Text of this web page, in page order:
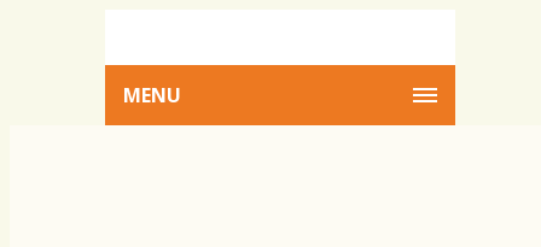
MENU